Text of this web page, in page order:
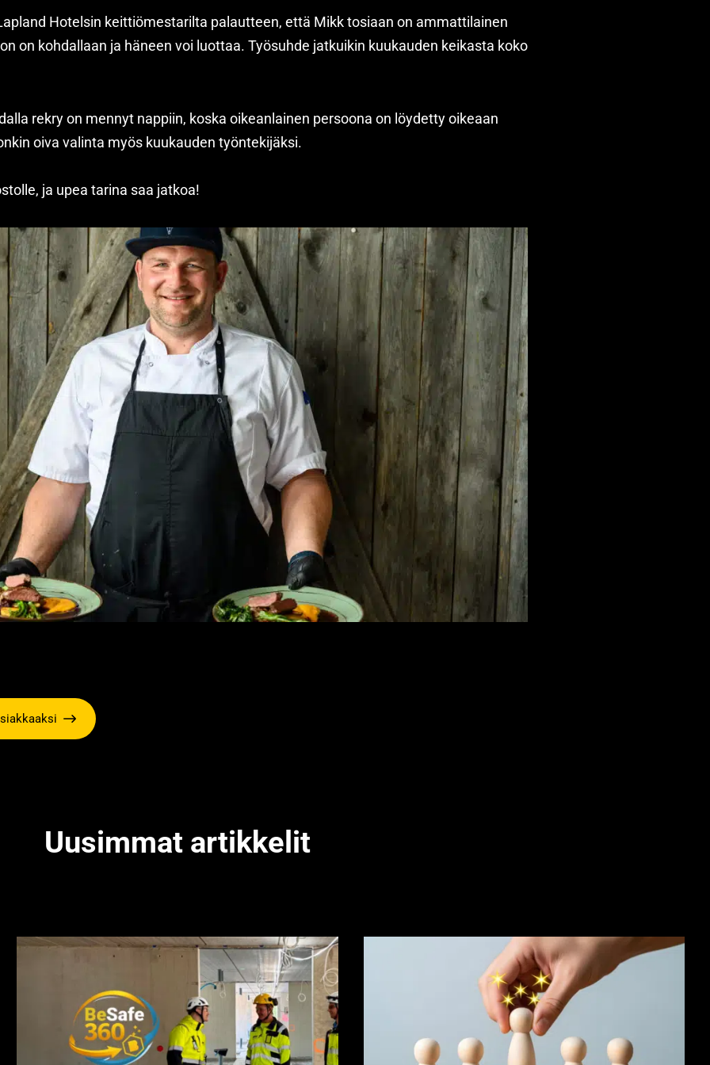
Hotelsin keittiömestarilta palautteen, että Mikk tosiaan on ammattilainen
on kohdallaan ja häneen voi luottaa. Työsuhde jatkuikin kuukauden keikasta koko
rekry on mennyt nappiin, koska oikeanlainen persoona on löydetty oikeaan
oiva valinta myös kuukauden työntekijäksi.
ja upea tarina saa jatkoa!
Uusimmat artikkelit